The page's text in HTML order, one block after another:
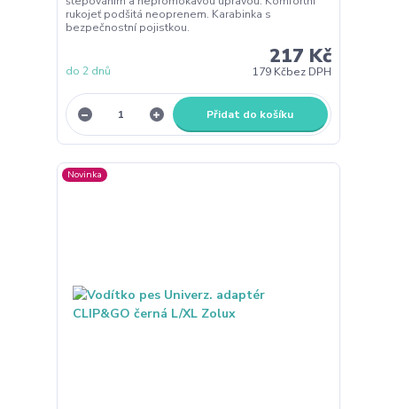
rukojeť podšitá neoprenem. Karabinka s
bezpečnostní pojistkou.
217 Kč
179 Kčbez DPH
do 2 dnů
Přidat do košíku
Novinka